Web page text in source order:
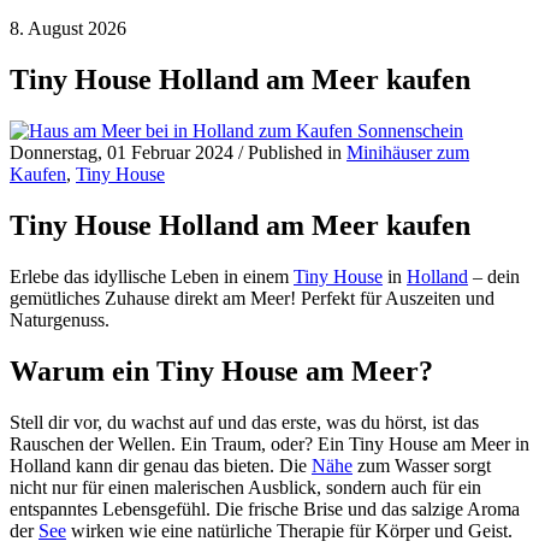
8. August 2026
Tiny House Holland am Meer kaufen
Donnerstag, 01 Februar 2024 /Published in Minihäuser zum
Kaufen, Tiny House
Tiny House Holland am Meer kaufen
Erlebe das idyllische Leben in einem Tiny House in Holland – dein
gemütliches Zuhause direkt am Meer! Perfekt für Auszeiten und
Naturgenuss.
Warum ein Tiny House am Meer?
Stell dir vor, du wachst auf und das erste, was du hörst, ist das
Rauschen der Wellen. Ein Traum, oder? Ein Tiny House am Meer in
Holland kann dir genau das bieten. Die Nähe zum Wasser sorgt
nicht nur für einen malerischen Ausblick, sondern auch für ein
entspanntes Lebensgefühl. Die frische Brise und das salzige Aroma
der See wirken wie eine natürliche Therapie für Körper und Geist.